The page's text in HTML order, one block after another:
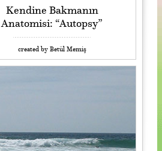
Kendine Bakmanın
Anatomisi: “Autopsy”
created by Betül Memiş